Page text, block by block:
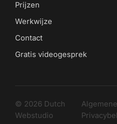
Prijzen
Werkwijze
Contact
Gratis videogesprek
© 2026 Dutch
Webstudio